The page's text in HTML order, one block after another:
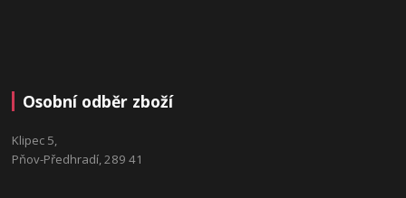
Osobní odběr zboží
Klipec 5,
Pňov-Předhradí, 289 41